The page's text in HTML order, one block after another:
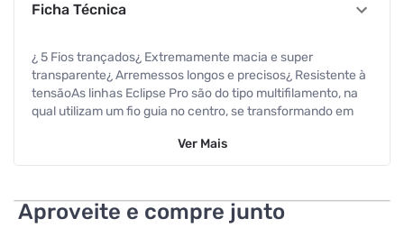
Ficha Técnica
¿ 5 Fios trançados¿ Extremamente macia e super
transparente¿ Arremessos longos e precisos¿ Resistente à
tensãoAs linhas Eclipse Pro são do tipo multifilamento, na
qual utilizam um fio guia no centro, se transformando em
e precisos!Confeccionada com o novo material BRAID
proporcionando dessa forma arremessos perfeitos,
independente do pescador.Seus principais diferenciais são:
Ver Mais
Aproveite e compre junto